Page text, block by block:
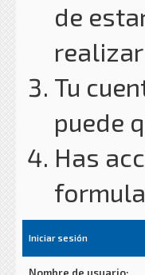
de
Tu
puede
Has
Iniciar sesión